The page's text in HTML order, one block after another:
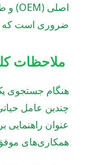
ضروری است که
ملاحظات
هنگام جستجوی
چندین عامل
همکاری‌های